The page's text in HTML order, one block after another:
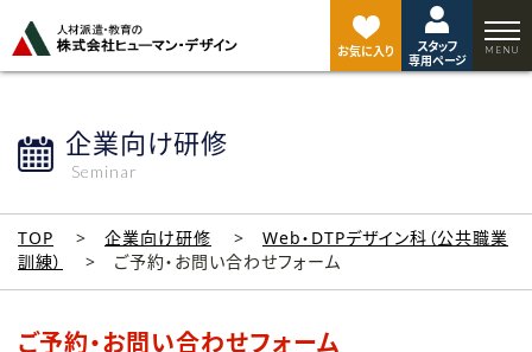
お気に入り
スタッフ
専用ページ
企業向け研修
Seminar
TOP 企業向け研修
Web・DTPデザイン科（公共職業
訓練）
ご予約・お問い合わせフォーム
ご予約・お問い合わせフォーム
ジ
ト